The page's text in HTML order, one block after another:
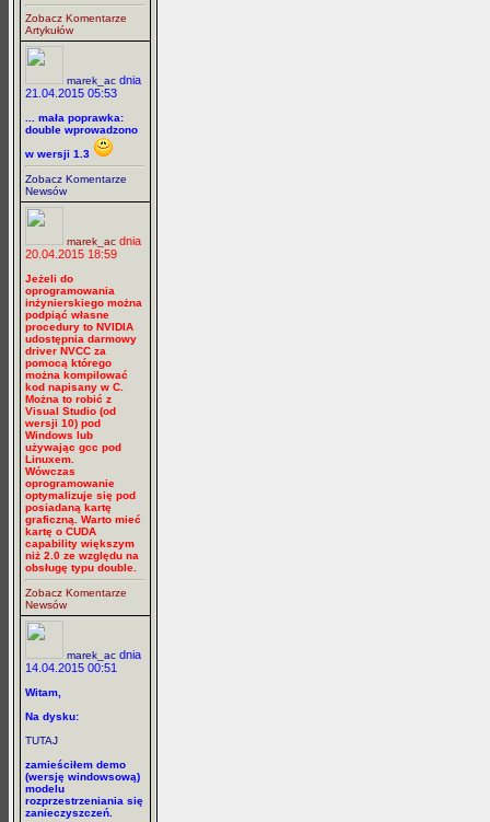
Zobacz Komentarze
Artykułów
marek_ac dnia
21.04.2015 05:53
... mała poprawka:
double wprowadzono
w wersji 1.3
Zobacz Komentarze
Newsów
marek_ac dnia
20.04.2015 18:59
Jeżeli do
oprogramowania
inżynierskiego można
podpiąć własne
procedury to NVIDIA
udostępnia darmowy
driver NVCC za
pomocą którego
można kompilować
kod napisany w C.
Można to robić z
Visual Studio (od
wersji 10) pod
Windows lub
używając gcc pod
Linuxem.
Wówczas
oprogramowanie
optymalizuje się pod
posiadaną kartę
graficzną. Warto mieć
kartę o CUDA
capability większym
niż 2.0 ze względu na
obsługę typu double.
Zobacz Komentarze
Newsów
marek_ac dnia
14.04.2015 00:51
Witam,
Na dysku:
TUTAJ
zamieściłem demo
(wersję windowsową)
modelu
rozprzestrzeniania się
zanieczyszczeń.